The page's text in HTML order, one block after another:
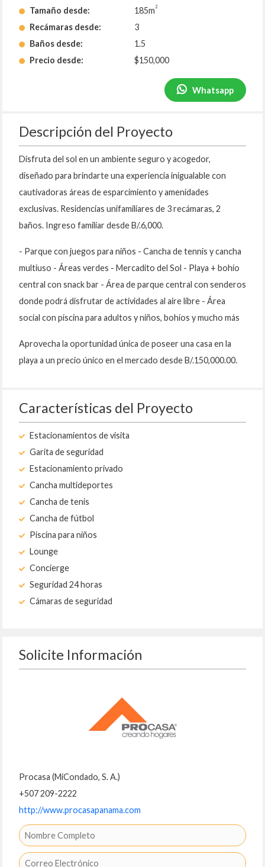
Tamaño desde:
185m 2
Recámaras desde:
3
Baños desde:
1.5
Precio desde:
$150,000
Whatsapp
Descripción del Proyecto
Disfruta del sol en un ambiente seguro y acogedor,
diseñado para brindarte una experiencia inigualable con
cautivadoras áreas de esparcimiento y amenidades
exclusivas. Residencias unifamiliares de 3 recámaras, 2
baños. Ingreso familiar desde B/.6,000.
- Parque con juegos para niños - Cancha de tennis y cancha
multiuso - Áreas verdes - Mercadito del Sol - Playa + bohío
central con snack bar - Área de parque central con senderos
donde podrá disfrutar de actividades al aire libre - Área
social con piscina para adultos y niños, bohíos y mucho más
Aprovecha la oportunidad única de poseer una casa en la
playa a un precio único en el mercado desde B/.150,000.00.
Características del Proyecto
Estacionamientos de visita
Garita de seguridad
Estacionamiento privado
Cancha multideportes
Cancha de tenis
Cancha de fútbol
Piscina para niños
Lounge
Concierge
Seguridad 24 horas
Cámaras de seguridad
Solicite Información
Procasa (MiCondado, S. A.)
+507 209-2222
http://www.procasapanama.com